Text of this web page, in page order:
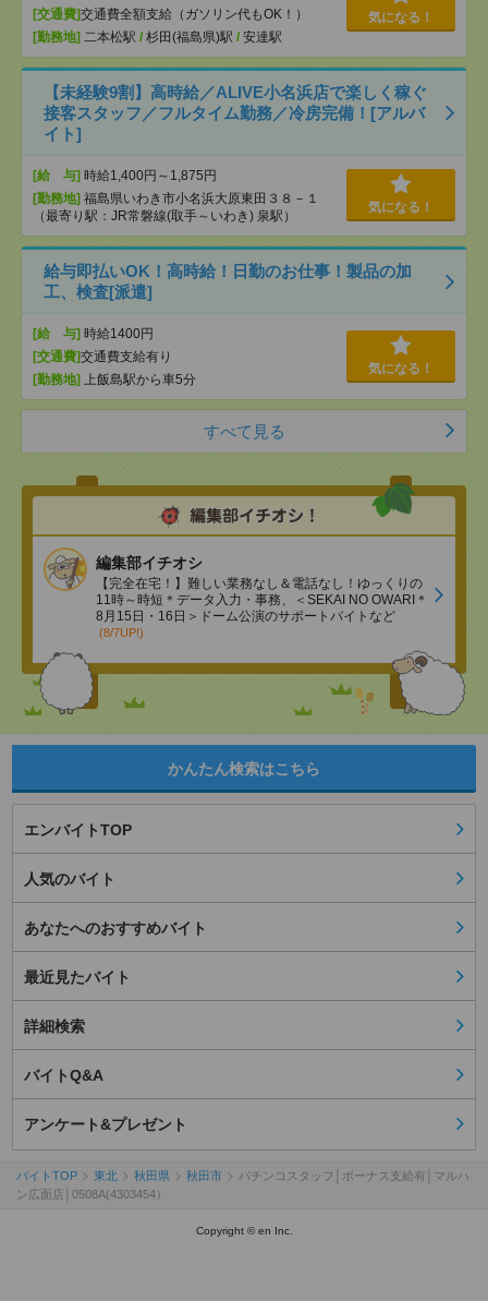
[交通費]交通費全額支給（ガソリン代もOK！）
[勤務地] 二本松駅 / 杉田(福島県)駅 / 安達駅
気になる！
【未経験9割】高時給／ALIVE小名浜店で楽しく稼ぐ
接客スタッフ／フルタイム勤務／冷房完備！[アルバ
イト]
[給 与] 時給1,400円～1,875円
[勤務地] 福島県いわき市小名浜大原東田３８－１
（最寄り駅：JR常磐線(取手～いわき) 泉駅）
気になる！
給与即払いOK！高時給！日勤のお仕事！製品の加
工、検査[派遣]
[給 与] 時給1400円
[交通費]交通費支給有り
[勤務地] 上飯島駅から車5分
気になる！
すべて見る
編集部イチオシ
【完全在宅！】難しい業務なし＆電話なし！ゆっくりの
11時～時短＊データ入力・事務、＜SEKAI NO OWARI＊
8月15日・16日＞ドーム公演のサポートバイトなど
(8/7UP!)
かんたん検索はこちら
エンバイトTOP
人気のバイト
あなたへのおすすめバイト
最近見たバイト
詳細検索
バイトQ&A
アンケート&プレゼント
バイトTOP 東北 秋田県 秋田市
パチンコスタッフ│ボーナス支給有│マルハ
ン広面店│0508A(4303454）
Copyright © en Inc.